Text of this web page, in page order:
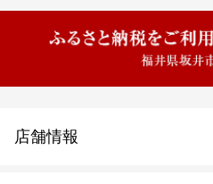
店舗情報